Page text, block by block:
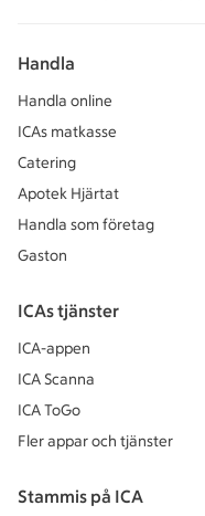
Handla
Handla online
ICAs matkasse
Catering
Apotek Hjärtat
Handla som företag
Gaston
ICAs tjänster
ICA-appen
ICA Scanna
ICA ToGo
Fler appar och tjänster
Stammis på ICA